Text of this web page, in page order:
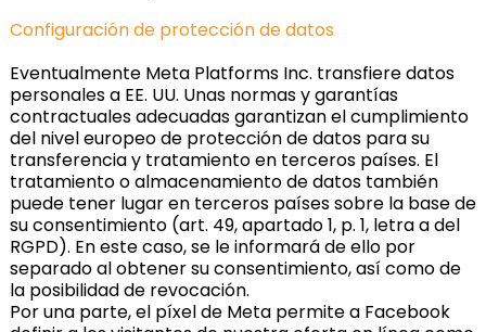
Configuración de protección de datos
Eventualmente Meta Platforms Inc. transfiere datos
personales a EE. UU. Unas normas y garantías
contractuales adecuadas garantizan el cumplimiento
del nivel europeo de protección de datos para su
transferencia y tratamiento en terceros países. El
tratamiento o almacenamiento de datos también
puede tener lugar en terceros países sobre la base de
su consentimiento (art. 49, apartado 1, p. 1, letra a del
RGPD). En este caso, se le informará de ello por
separado al obtener su consentimiento, así como de
la posibilidad de revocación.
Por una parte, el píxel de Meta permite a Facebook